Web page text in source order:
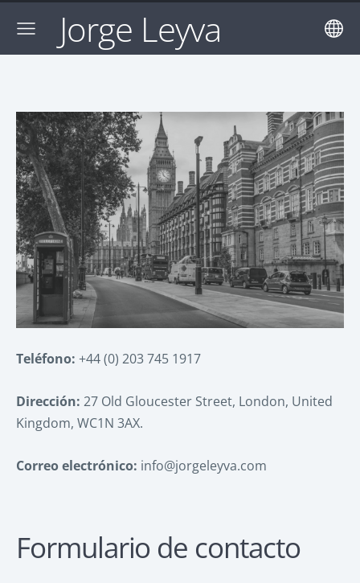
Jorge Leyva
Teléfono: +44 (0) 203 745 1917
Dirección: 27 Old Gloucester Street, London, United
Kingdom, WC1N 3AX.
Correo electrónico: info@jorgeleyva.com
Formulario de contacto